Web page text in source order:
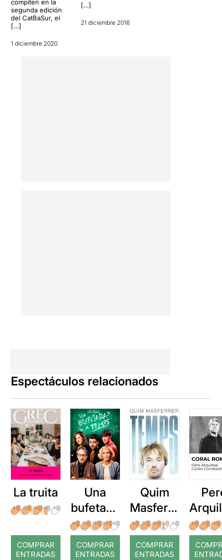
compiten en la
segunda edición
del CatBaSur, el
[…]
1 diciembre 2020
[…]
21 diciembre 2016
Espectáculos relacionados
La truita
COMPRAR
ENTRADAS
Una
bufetada
a temps
COMPRAR
ENTRADAS
Quim
Masferre
r: Temps
COMPRAR
ENTRADAS
: